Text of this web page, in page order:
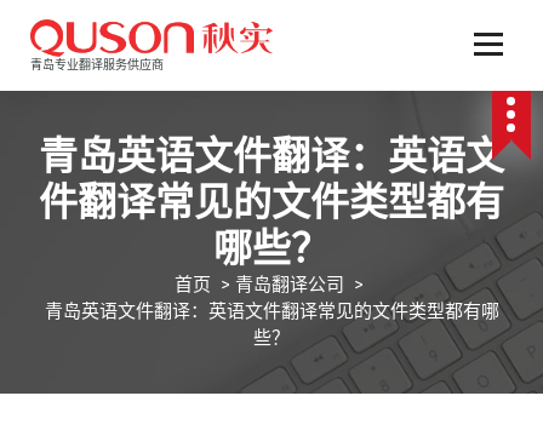
文
青岛专业翻译服务供应商
青岛英语文件翻译：英语文
件翻译常见的文件类型都有
哪些？
首页 > 青岛翻译公司
>
青岛英语文件翻译：英语文件翻译常见的文件类型都有哪
些？